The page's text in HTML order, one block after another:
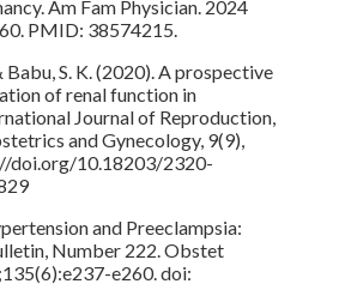
Am Fam Physician. 2024
PMID: 38574215.
Babu, S. K. (2020). A prospective
of renal function in
Journal of Reproduction,
and Gynecology, 9(9),
doi.org/10.18203/2320-
and Preeclampsia:
Number 222. Obstet
e260. doi: